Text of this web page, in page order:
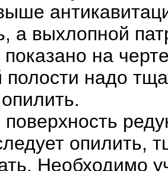
а выхлопной
на
полости надо
опилить,
Необходимо